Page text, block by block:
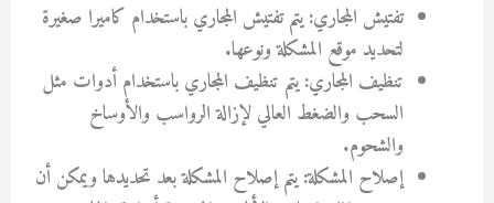
تفتيش المجاري: يتم تفتيش المجاري باستخدام كاميرا صغيرة
لتحديد موقع المشكلة ونوعها.
تنظيف المجاري: يتم تنظيف المجاري باستخدام أدوات مثل
السحب والضغط العالي لإزالة الرواسب والأوساخ
والشحوم.
إصلاح المشكلة: يتم إصلاح المشكلة بعد تحديدها ويمكن أن